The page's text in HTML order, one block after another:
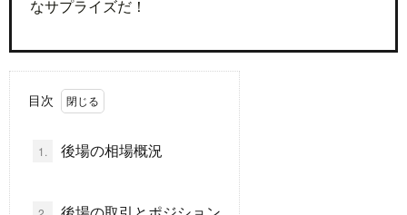
なサプライズだ！
目次
1. 後場の相場概況